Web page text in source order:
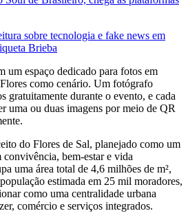
sobre tecnologia e fake news em
Brieba
um espaço dedicado para fotos em
como cenário. Um fotógrafo
gratuitamente durante o evento, e cada
uma ou duas imagens por meio de QR
do Flores de Sal, planejado como um
bem-estar e vida
uma área total de 4,6 milhões de m²,
estimada em 25 mil moradores,
como uma centralidade urbana
comércio e serviços integrados.